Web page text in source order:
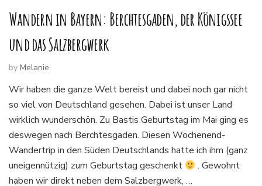
Wandern in Bayern: Berchtesgaden, der Königssee
und das Salzbergwerk
by Melanie
Wir haben die ganze Welt bereist und dabei noch gar nicht
so viel von Deutschland gesehen. Dabei ist unser Land
wirklich wunderschön. Zu Bastis Geburtstag im Mai ging es
deswegen nach Berchtesgaden. Diesen Wochenend-
Wandertrip in den Süden Deutschlands hatte ich ihm (ganz
uneigennützig) zum Geburtstag geschenkt
. Gewohnt
haben wir direkt neben dem Salzbergwerk, …